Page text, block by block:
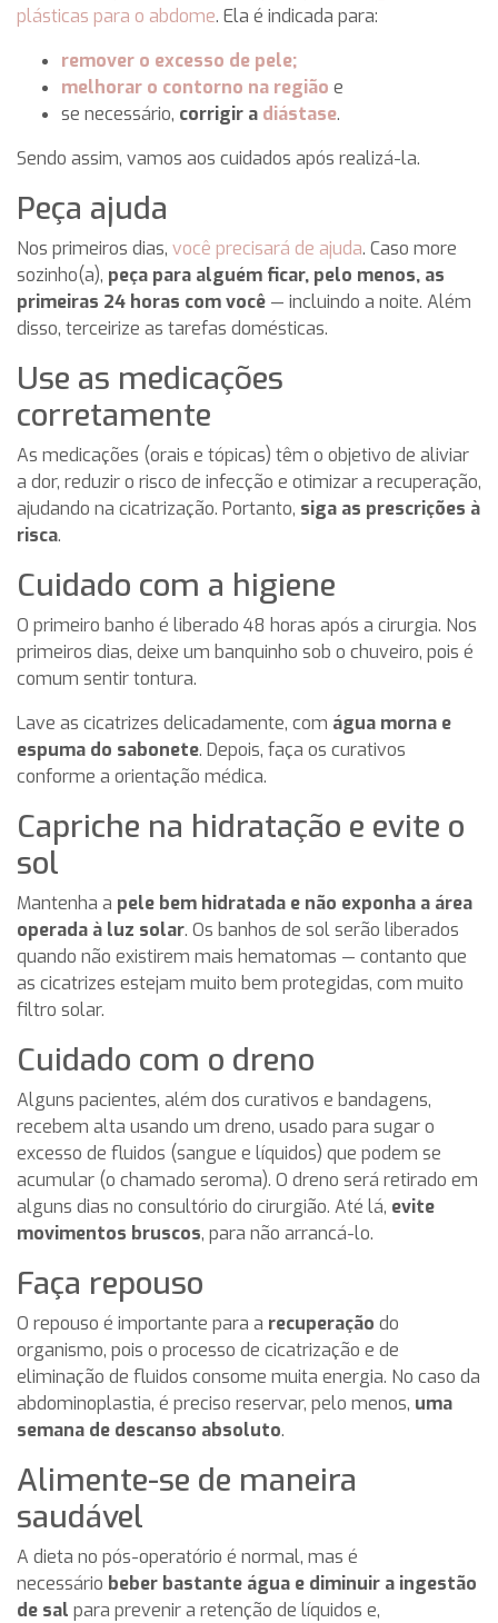
plásticas para o abdome. Ela é indicada para:
remover o excesso de pele;
melhorar o contorno na região e
se necessário, corrigir a diástase.
Sendo assim, vamos aos cuidados após realizá-la.
Peça ajuda
Nos primeiros dias, você precisará de ajuda. Caso more
sozinho(a), peça para alguém ficar, pelo menos, as
primeiras 24 horas com você — incluindo a noite. Além
disso, terceirize as tarefas domésticas.
Use as medicações
corretamente
As medicações (orais e tópicas) têm o objetivo de aliviar
a dor, reduzir o risco de infecção e otimizar a recuperação,
ajudando na cicatrização. Portanto, siga as prescrições à
risca.
Cuidado com a higiene
O primeiro banho é liberado 48 horas após a cirurgia. Nos
primeiros dias, deixe um banquinho sob o chuveiro, pois é
comum sentir tontura.
Lave as cicatrizes delicadamente, com água morna e
espuma do sabonete. Depois, faça os curativos
conforme a orientação médica.
Capriche na hidratação e evite o
sol
Mantenha a pele bem hidratada e não exponha a área
operada à luz solar. Os banhos de sol serão liberados
quando não existirem mais hematomas — contanto que
as cicatrizes estejam muito bem protegidas, com muito
filtro solar.
Cuidado com o dreno
Alguns pacientes, além dos curativos e bandagens,
recebem alta usando um dreno, usado para sugar o
excesso de fluidos (sangue e líquidos) que podem se
acumular (o chamado seroma). O dreno será retirado em
alguns dias no consultório do cirurgião. Até lá, evite
movimentos bruscos, para não arrancá-lo.
Faça repouso
O repouso é importante para a recuperação do
organismo, pois o processo de cicatrização e de
eliminação de fluidos consome muita energia. No caso da
abdominoplastia, é preciso reservar, pelo menos, uma
semana de descanso absoluto.
Alimente-se de maneira
saudável
A dieta no pós-operatório é normal, mas é
necessário beber bastante água e diminuir a ingestão
de sal para prevenir a retenção de líquidos e,